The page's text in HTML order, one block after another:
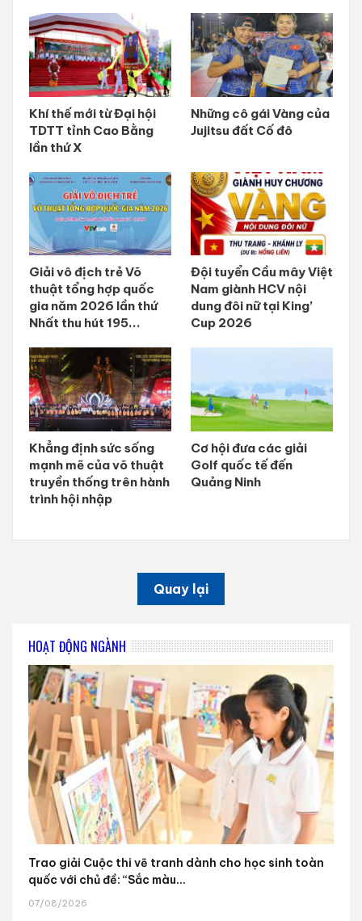
Khí thế mới từ Đại hội
TDTT tỉnh Cao Bằng
lần thứ X
Những cô gái Vàng của
Jujitsu đất Cố đô
Giải vô địch trẻ Võ
thuật tổng hợp quốc
gia năm 2026 lần thứ
Nhất thu hút 195...
Đội tuyển Cầu mây Việt
Nam giành HCV nội
dung đôi nữ tại King’
Cup 2026
Khẳng định sức sống
mạnh mẽ của võ thuật
truyền thống trên hành
trình hội nhập
Cơ hội đưa các giải
Golf quốc tế đến
Quảng Ninh
Quay lại
HOẠT ĐỘNG NGÀNH
Trao giải Cuộc thi vẽ tranh dành cho học sinh toàn
quốc với chủ đề: “Sắc màu...
07/08/2026